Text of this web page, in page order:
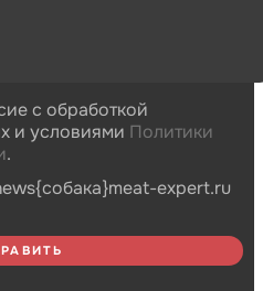
с обработкой
и условиями Политики
.
expert.ru